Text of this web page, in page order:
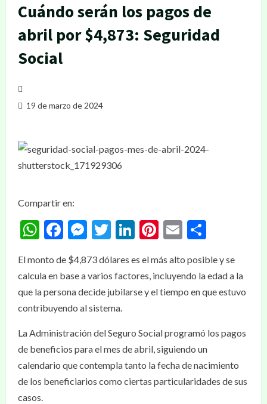
Cuándo serán los pagos de
abril por $4,873: Seguridad
Social
19 de marzo de 2024
Compartir en:
WhatsApp
Facebook
Messenger
Twitter
LinkedIn
Pinterest
Email
El monto de $4,873 dólares es el más alto posible y se
calcula en base a varios factores, incluyendo la edad a la
que la persona decide jubilarse y el tiempo en que estuvo
contribuyendo al sistema.
La Administración del Seguro Social programó los pagos
de beneficios para el mes de abril, siguiendo un
calendario que contempla tanto la fecha de nacimiento
de los beneficiarios como ciertas particularidades de sus
casos.